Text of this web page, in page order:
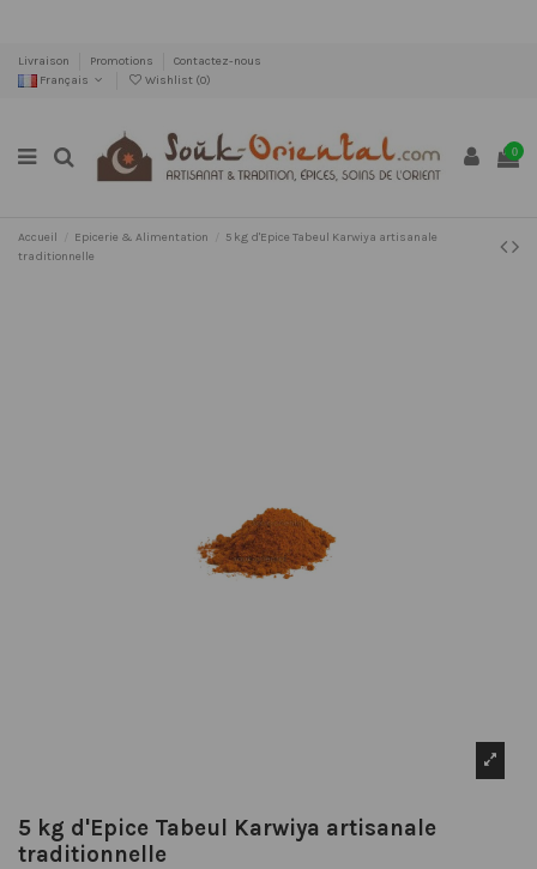
Livraison Promotions
Contactez-nous
Français
Wishlist (0)
0
Accueil Epicerie & Alimentation
5 kg d'Epice Tabeul Karwiya artisanale
traditionnelle
5 kg d'Epice Tabeul Karwiya artisanale
traditionnelle